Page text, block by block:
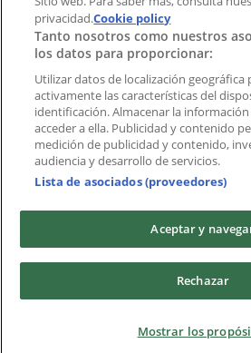
Negocios
Negocios cercanos
Productos
Productos locales
Ciudades
Descargar la APP Tiendeo
Copyright © Tiendeo ® 2026 ·
Términos y condicionesPolítica de
privacidad.Cookie policy
Tanto nosotros como nuestros
los datos para proporcionar:
Utilizar datos de localización geográfica
activamente las características del
identificación. Almacenar la
acceder a ella. Publicidad y contenido
medición de publicidad y contenido,
audiencia y desarrollo de servicios.
Lista de asociados (proveedores)
Aceptar y
Rechazar
Mostrar los